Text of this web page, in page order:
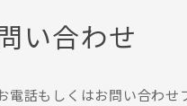
い合わせ
電話もしくはお問い合わせ